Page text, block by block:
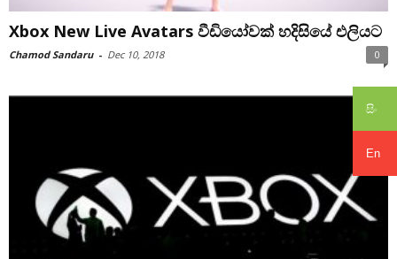
සිං
En
Xbox New Live Avatars වීඩියෝවක් හදිසියේ එලියට
Chamod Sandaru - Dec 10, 2018 0